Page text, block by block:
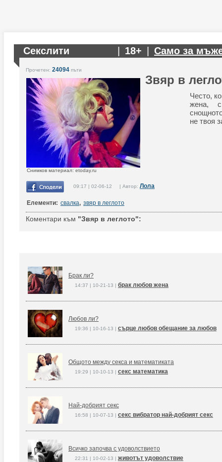
Секслити 18+ Само за
Прочетен: 24094 пъти
Снимков материал: etoday.ru
Звяр в
Често,
жена,
не твоя
09:17 | 02-06-12 | Автор: Лола
Елементи: свалка, звяр в леглото
Коментари към "Звяр в леглото":
Брак ли?
14:37 | 10-21-13 | брак любов жена
Любов ли?
19:36 | 10-16-13 | сърце любов обещание за любов
Общото между секса и математиката
19:29 | 10-10-13 | секс математика
Най-добрият секс
16:58 | 10-07-13 | секс вибратор най-добрият секс
Всичко започва с удоволствието
22:31 | 10-02-13 | животът удоволствие